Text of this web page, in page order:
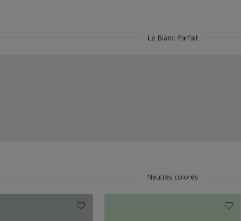
Le Blanc Parfait
Neutres colorés